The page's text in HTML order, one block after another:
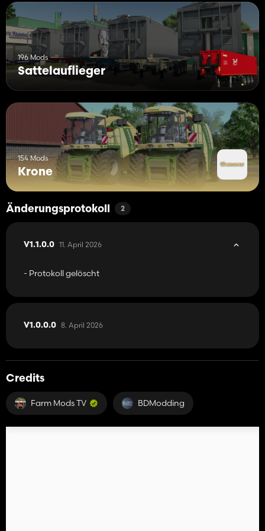
196 Mods
Sattelauflieger
154 Mods
Krone
Änderungsprotokoll 2
V1.1.0.0 11. April 2026
- Protokoll gelöscht
V1.0.0.0 8. April 2026
Credits
Farm Mods TV BDModding